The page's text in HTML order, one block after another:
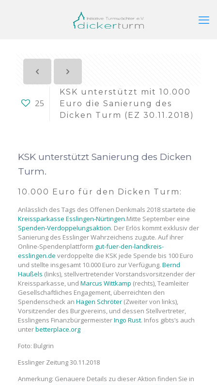
25
KSK unterstützt mit 10.000
Euro die Sanierung des
Dicken Turm (EZ 30.11.2018)
KSK unterstützt Sanierung des Dicken
Turm.
10.000 Euro für den Dicken Turm:
Anlässlich des Tags des Offenen Denkmals 2018 startete die
Kreissparkasse Esslingen-Nürtingen.Mitte September eine
Spenden-Verdoppelungsaktion. Der Erlös kommt exklusiv der
Sanierung des Esslinger Wahrzeichens zugute. Auf ihrer
Online-Spendenplattform gut-fuer-den-landkreis-
esslingen.de verdoppelte die KSK jede Spende bis 100 Euro
und stellte insgesamt 10.000 Euro zur Verfügung. Bernd
Haußels (links), stellvertretender Vorstandsvorsitzender der
Kreissparkasse, und Marcus Wittkamp (rechts), Teamleiter
Gesellschaftliches Engagement, überreichten den
Spendenscheck an Hagen Schröter(Zweiter von links),
Vorsitzender des Burgvereins, und dessen Stellvertreter,
Esslingens FinanzbürgermeisterIngo Rust. Infos gibts’s auch
unterbetterplace.org
Foto: Bulgrin
Esslinger Zeitung 30.11.2018
Anmerkung: Genauere Details zu dieser Aktion finden Sie in